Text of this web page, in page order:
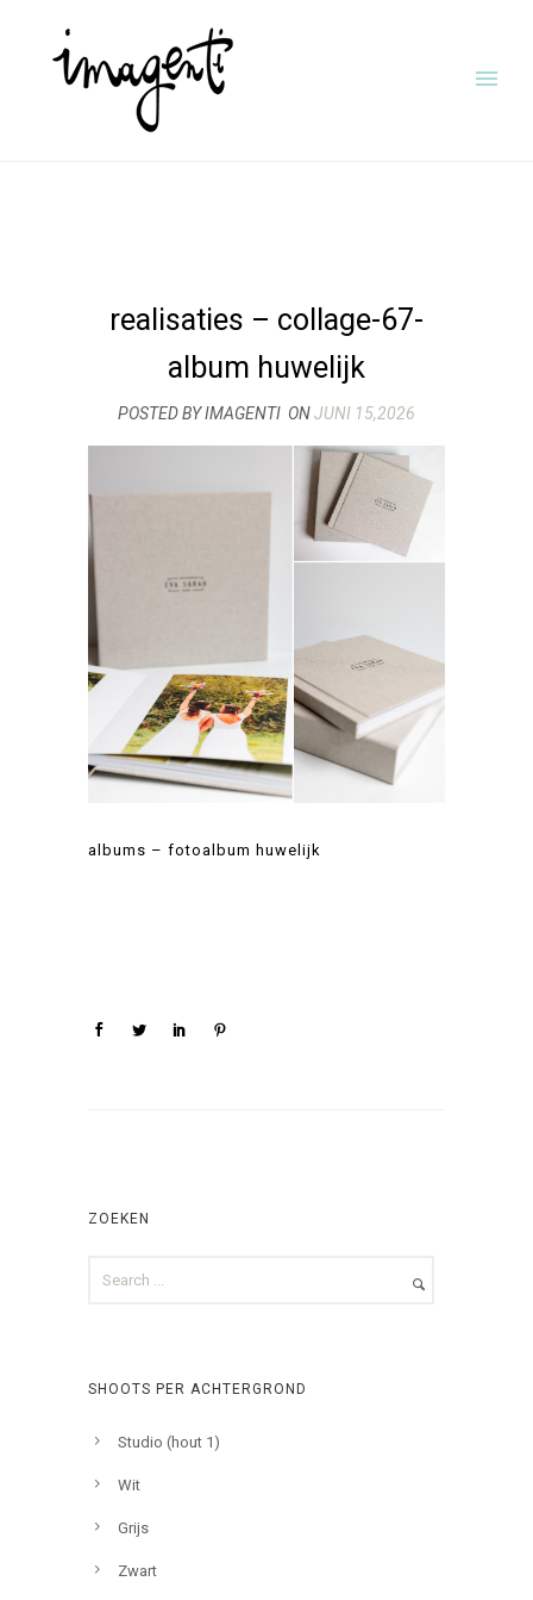
realisaties – collage-67-
album huwelijk
POSTED BY IMAGENTI ONJUNI 15,2026
albums – fotoalbum huwelijk
ZOEKEN
SHOOTS PER ACHTERGROND
Studio (hout 1)
Wit
Grijs
Zwart